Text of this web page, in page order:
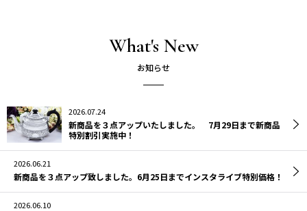
What's New
2026.07.24
新商品を３点アップいたしました。 7月29日まで新商品
特別割引実施中！
2026.06.21
新商品を３点アップ致しました。6月25日までインスタライブ特別価格！
2026.06.10